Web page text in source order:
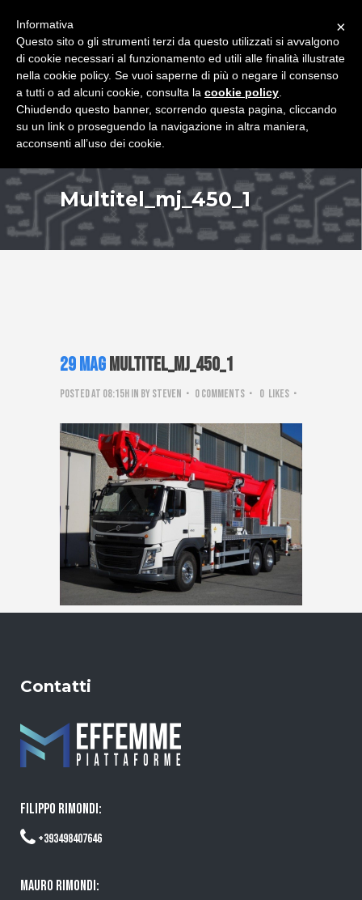
Multitel_mj_450_1
29 MagMultitel_mj_450_1
Posted at 08:15hin by steven 0 Comments 0 Likes
Contatti
FILIPPO RIMONDI:
+393498407646
MAURO RIMONDI:
×
Informativa
Questo sito o gli strumenti terzi da questo utilizzati si avvalgono
di cookie necessari al funzionamento ed utili alle finalità illustrate
nella cookie policy. Se vuoi saperne di più o negare il consenso
a tutti o ad alcuni cookie, consulta la cookie policy
Chiudendo questo banner, scorrendo questa pagina, cliccando
su un link o proseguendo la navigazione in altra maniera,
acconsenti all’uso dei cookie.